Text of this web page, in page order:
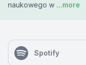
naukowego w ...more
Spotify